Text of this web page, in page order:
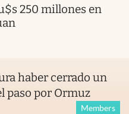
250 millones en
haber cerrado un
paso por Ormuz
Members